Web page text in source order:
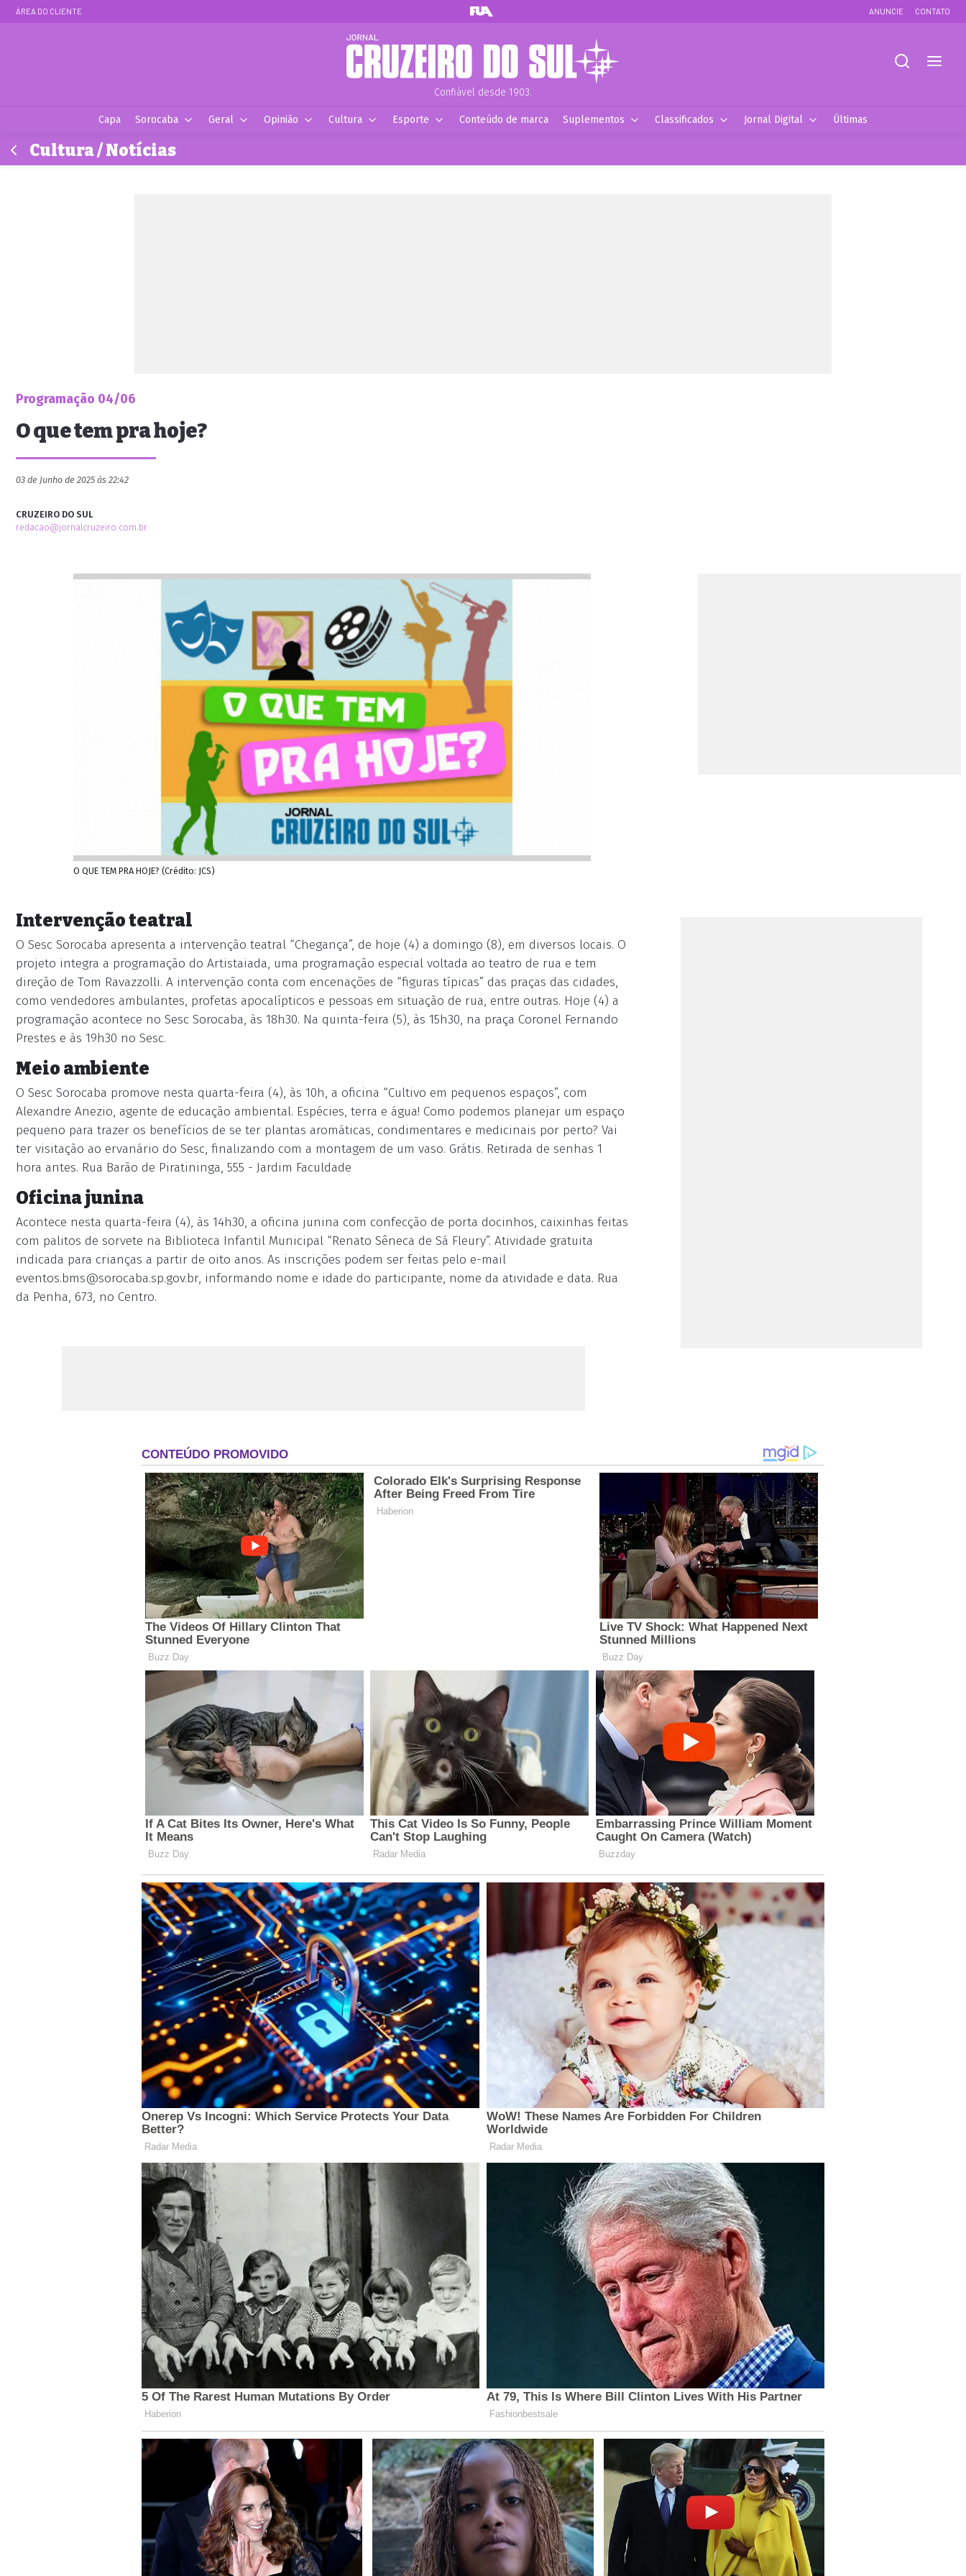
ÁREA DO CLIENTE ANUNCIE CONTATO
Confiável desde 1903.
Capa Sorocaba Geral Opinião Cultura Esporte Conteúdo de marca Suplementos Classificados Jornal Digital Últimas
Cultura / Notícias
Programação 04/06
O que tem pra hoje?
03 de Junho de 2025 às 22:42
CRUZEIRO DO SUL
redacao@jornalcruzeiro.com.br
O QUE TEM PRA HOJE? (Crédito: JCS)
Intervenção teatral
O Sesc Sorocaba apresenta a intervenção teatral “Chegança”, de hoje (4) a domingo (8), em diversos locais. O
projeto integra a programação do Artistaiada, uma programação especial voltada ao teatro de rua e tem
direção de Tom Ravazzolli. A intervenção conta com encenações de “figuras típicas” das praças das cidades,
como vendedores ambulantes, profetas apocalípticos e pessoas em situação de rua, entre outras. Hoje (4) a
programação acontece no Sesc Sorocaba, às 18h30. Na quinta-feira (5), às 15h30, na praça Coronel Fernando
Prestes e às 19h30 no Sesc.
Meio ambiente
O Sesc Sorocaba promove nesta quarta-feira (4), às 10h, a oficina “Cultivo em pequenos espaços”, com
Alexandre Anezio, agente de educação ambiental. Espécies, terra e água! Como podemos planejar um espaço
pequeno para trazer os benefícios de se ter plantas aromáticas, condimentares e medicinais por perto? Vai
ter visitação ao ervanário do Sesc, finalizando com a montagem de um vaso. Grátis. Retirada de senhas 1
hora antes. Rua Barão de Piratininga, 555 - Jardim Faculdade
Oficina junina
Acontece nesta quarta-feira (4), às 14h30, a oficina junina com confecção de porta docinhos, caixinhas feitas
com palitos de sorvete na Biblioteca Infantil Municipal “Renato Sêneca de Sá Fleury”. Atividade gratuita
indicada para crianças a partir de oito anos. As inscrições podem ser feitas pelo e-mail
eventos.bms@sorocaba.sp.gov.br, informando nome e idade do participante, nome da atividade e data. Rua
da Penha, 673, no Centro.